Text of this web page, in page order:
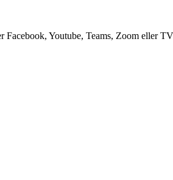
Youtube, Teams, Zoom eller